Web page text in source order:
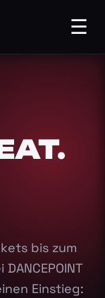
☰
bis zum
Einstieg: